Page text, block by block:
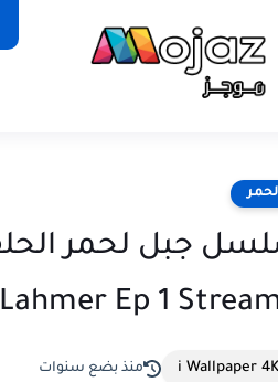
Lahmer Ep 1
i Wallpaper 4K منذ بضع سنوات